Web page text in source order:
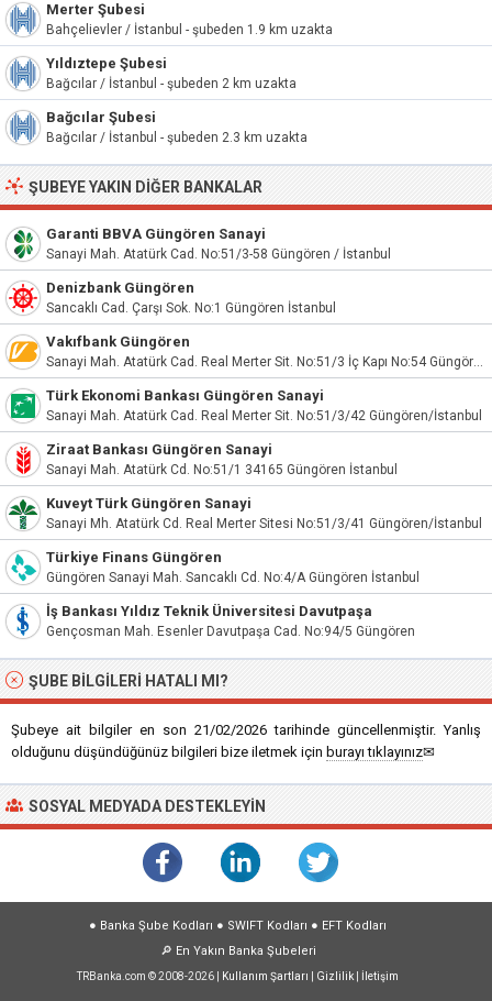
Merter Şubesi
Bahçelievler / İstanbul - şubeden 1.9 km uzakta
Yıldıztepe Şubesi
Bağcılar / İstanbul - şubeden 2 km uzakta
Bağcılar Şubesi
Bağcılar / İstanbul - şubeden 2.3 km uzakta
ŞUBEYE YAKIN DIĞER BANKALAR
Garanti BBVA Güngören Sanayi
Sanayi Mah. Atatürk Cad. No:51/3-58 Güngören / İstanbul
Denizbank Güngören
Sancaklı Cad. Çarşı Sok. No:1 Güngören İstanbul
Vakıfbank Güngören
Sanayi Mah. Atatürk Cad. Real Merter Sit. No:51/3 İç Kapı No:54 Güngören/İstanbul
Türk Ekonomi Bankası Güngören Sanayi
Sanayi Mah. Atatürk Cad. Real Merter Sit. No:51/3/42 Güngören/İstanbul
Ziraat Bankası Güngören Sanayi
Sanayi Mah. Atatürk Cd. No:51/1 34165 Güngören İstanbul
Kuveyt Türk Güngören Sanayi
Sanayi Mh. Atatürk Cd. Real Merter Sitesi No:51/3/41 Güngören/İstanbul
Türkiye Finans Güngören
Güngören Sanayi Mah. Sancaklı Cd. No:4/A Güngören İstanbul
İş Bankası Yıldız Teknik Üniversitesi Davutpaşa
Gençosman Mah. Esenler Davutpaşa Cad. No:94/5 Güngören
ŞUBE BILGILERI HATALI MI?
Şubeye ait bilgiler en son 21/02/2026 tarihinde güncellenmiştir. Yanlış
olduğunu düşündüğünüz bilgileri bize iletmek için burayı tıklayınız✉
SOSYAL MEDYADA DESTEKLEYIN
● Banka Şube Kodları ● SWIFT Kodları ● EFT Kodları
🔎 En Yakın Banka Şubeleri
TRBanka.com © 2008-2026 | Kullanım Şartları Gizlilik İletişim